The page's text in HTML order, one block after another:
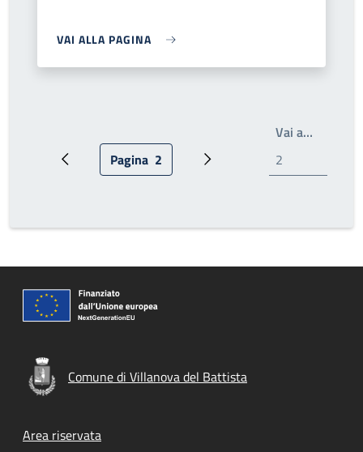
VAI ALLA PAGINA
Pagina precedentePagina attuale
Pagina 2 Pagina successiva
Vai a…
Comune di Villanova del Battista
Footer menu
Area riservata